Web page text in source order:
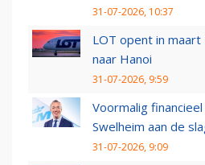
31-07-2026, 10:37
LOT opent in
naar Hanoi
31-07-2026, 9:59
Voormalig
Swelheim aan de
31-07-2026, 9:09